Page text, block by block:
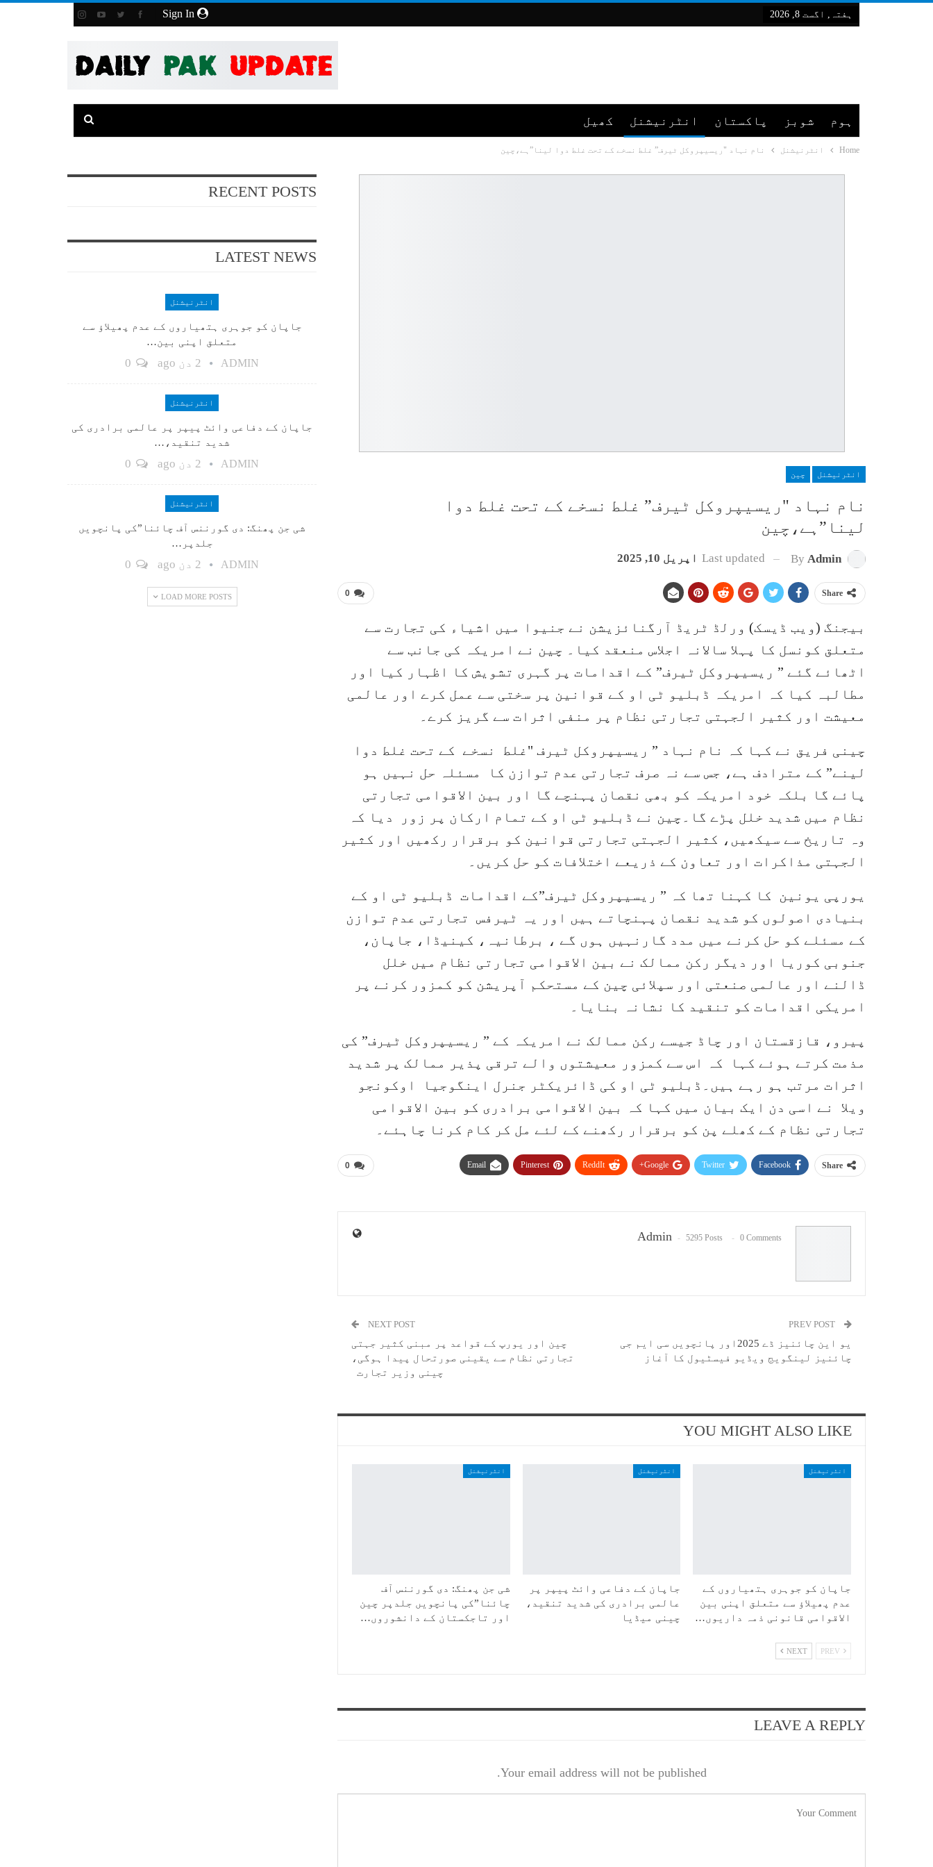
ہفتہ, اگست 8, 2026
ہوم شوبز پاکستان انٹرنیشنل کھیل
Home انٹرنیشنل نام نہاد "ریسیپروکل ٹیرف” غلط نسخے کے تحت غلط دوا لینا”ہے،چین
انٹرنیشنل چین
نام نہاد "ریسیپروکل ٹیرف” غلط نسخے کے تحت غلط دوا
لینا”ہے،چین
By Admin
Last updated اپریل 10, 2025
0 Share
بیجنگ (ویب ڈیسک) ورلڈ ٹریڈ آرگنائزیشن نے جنیوا میں اشیاء کی تجارت سے
متعلق کونسل کا پہلا سالانہ اجلاس منعقد کیا۔ چین نے امریکہ کی جانب سے
اٹھائے گئے ” ریسیپروکل ٹیرف” کے اقدامات پر گہری تشویش کا اظہار کیا اور
مطالبہ کیا کہ امریکہ ڈبلیو ٹی او کے قوانین پر سختی سے عمل کرے اور عالمی
معیشت اور کثیر الجہتی تجارتی نظام پر منفی اثرات سے گریز کرے۔
چینی فریق نے کہا کہ نام نہاد ” ریسیپروکل ٹیرف "غلط نسخے کے تحت غلط دوا
لینے” کے مترادف ہے، جس سے نہ صرف تجارتی عدم توازن کا مسئلہ حل نہیں ہو
پائے گا بلکہ خود امریکہ کو بھی نقصان پہنچے گا اور بین الاقوامی تجارتی
نظام میں شدید خلل پڑے گا۔چین نے ڈبلیو ٹی او کے تمام ارکان پر زور دیا کہ
وہ تاریخ سے سیکھیں، کثیر الجہتی تجارتی قوانین کو برقرار رکھیں اور کثیر
الجہتی مذاکرات اور تعاون کے ذریعے اختلافات کو حل کریں۔
یورپی یونین کا کہنا تھا کہ ” ریسیپروکل ٹیرف”کے اقدامات ڈبلیو ٹی او کے
بنیادی اصولوں کو شدید نقصان پہنچاتے ہیں اور یہ ٹیرفس تجارتی عدم توازن
کے مسئلے کو حل کرنے میں مدد گارنہیں ہوں گے ، برطانیہ، کینیڈا، جاپان،
جنوبی کوریا اور دیگر رکن ممالک نے بین الاقوامی تجارتی نظام میں خلل
ڈالنے اور عالمی صنعتی اور سپلائی چین کے مستحکم آپریشن کو کمزور کرنے پر
امریکی اقدامات کو تنقید کا نشانہ بنایا۔
پیرو، قازقستان اور چاڈ جیسے رکن ممالک نے امریکہ کے ” ریسیپروکل ٹیرف” کی
مذمت کرتے ہوئے کہا کہ اس سے کمزور معیشتوں والے ترقی پذیر ممالک پر شدید
اثرات مرتب ہو رہے ہیں۔ڈبلیو ٹی او کی ڈائریکٹر جنرل اینگوجیا اوکونجو
ویلا نے اسی دن ایک بیان میں کہا کہ بین الاقوامی برادری کو بین الاقوامی
تجارتی نظام کے کھلے پن کو برقرار رکھنے کے لئے مل کر کام کرنا چاہئے۔
0 Share
Facebook
Twitter
Google+
ReddIt
Pinterest
Email
Admin 5295 Posts 0 Comments
یو این چائنیز ڈے 2025اور پانچویں سی ایم جی
چائنیز لینگویج ویڈیو فیسٹیول کا آغاز
NEXT POST
چین اور یورپ کے قواعد پر مبنی کثیر جہتی
تجارتی نظام سے یقینی صورتحال پیدا ہوگی،
چینی وزیر تجارت
YOU MIGHT ALSO LIKE
انٹرنیشنل
جاپان کو جوہری ہتھیاروں کے
عدم پھیلاؤ سے متعلق اپنی بین
الاقوامی قانونی ذمہ داریوں…
انٹرنیشنل
جاپان کے دفاعی وائٹ پیپر پر
عالمی برادری کی شدید تنقید،
چینی میڈیا
انٹرنیشنل
شی جن پھنگ: دی گورننس آف
چائنا”کی پانچویں جلدپر چین
اور تاجکستان کے دانشوروں…
NEXT
LEAVE A REPLY
Your email address will not be published.
RECENT POSTS
LATEST NEWS
انٹرنیشنل
جاپان کو جوہری ہتھیاروں کے عدم پھیلاؤ سے
متعلق اپنی بین…
ADMIN 2 دن ago
انٹرنیشنل
جاپان کے دفاعی وائٹ پیپر پر عالمی برادری کی
شدید تنقید،…
ADMIN 2 دن ago
انٹرنیشنل
شی جن پھنگ: دی گورننس آف چائنا”کی پانچویں
جلدپر…
ADMIN 2 دن ago
LOAD MORE POSTS